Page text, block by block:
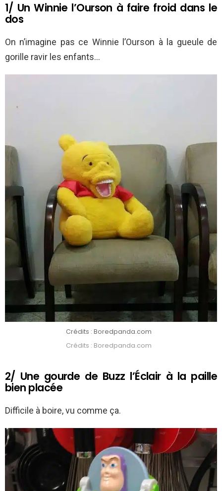
1/ Un Winnie l’Ourson à faire froid dans le
dos
On n’imagine pas ce Winnie l’Ourson à la gueule de
gorille ravir les enfants…
Crédits : Boredpanda.com
Crédits : Boredpanda.com
2/ Une gourde de Buzz l’Éclair à la paille
bien placée
Difficile à boire, vu comme ça.